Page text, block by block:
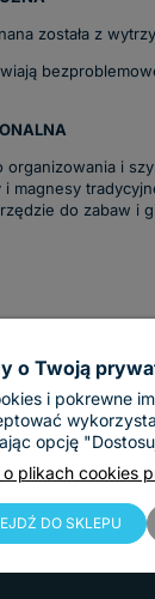
została z
organizowania i
magnesy
do zabaw i
Regulamin
Gwarancja
Polityka
o Twoją
i pokrewne
opcję
o plikach cookies
DO SKLEPU